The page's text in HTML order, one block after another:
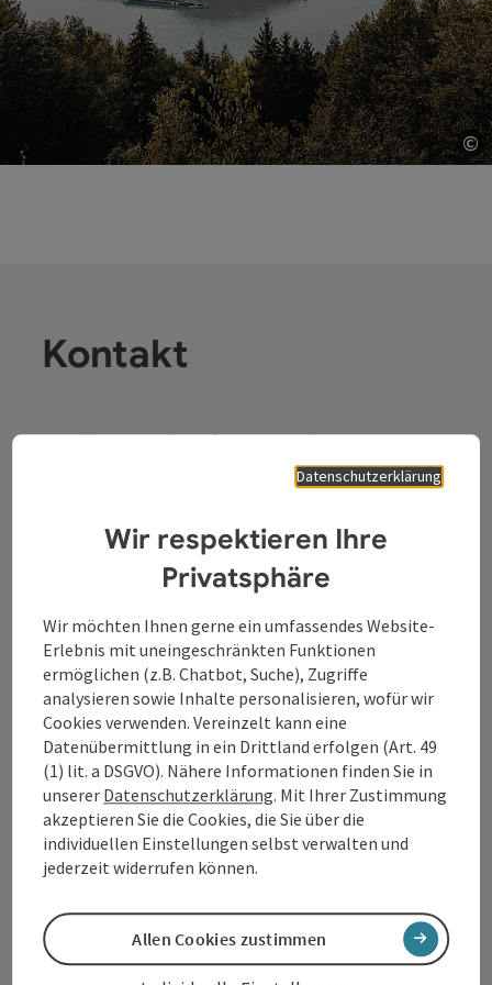
©
Kontakt
Tourismusverband Donauregion
+43 732 7277 - 888
info@donauregion.at
Fax: +43 732 7277 - 804
Öffnungszeiten:
Freitag: 8–13 Uhr
Datenschutzerklärung
Wir respektieren Ihre
Privatsphäre
Wir möchten Ihnen gerne ein umfassendes Website-
Erlebnis mit uneingeschränkten Funktionen
ermöglichen (z.B. Chatbot, Suche), Zugriffe
analysieren sowie Inhalte personalisieren, wofür wir
Cookies verwenden. Vereinzelt kann eine
Datenübermittlung in ein Drittland erfolgen (Art. 49
(1) lit. a DSGVO). Nähere Informationen finden Sie in
unserer Datenschutzerklärung. Mit Ihrer Zustimmung
akzeptieren Sie die Cookies, die Sie über die
individuellen Einstellungen selbst verwalten und
jederzeit widerrufen können.
Allen Cookies zustimmen